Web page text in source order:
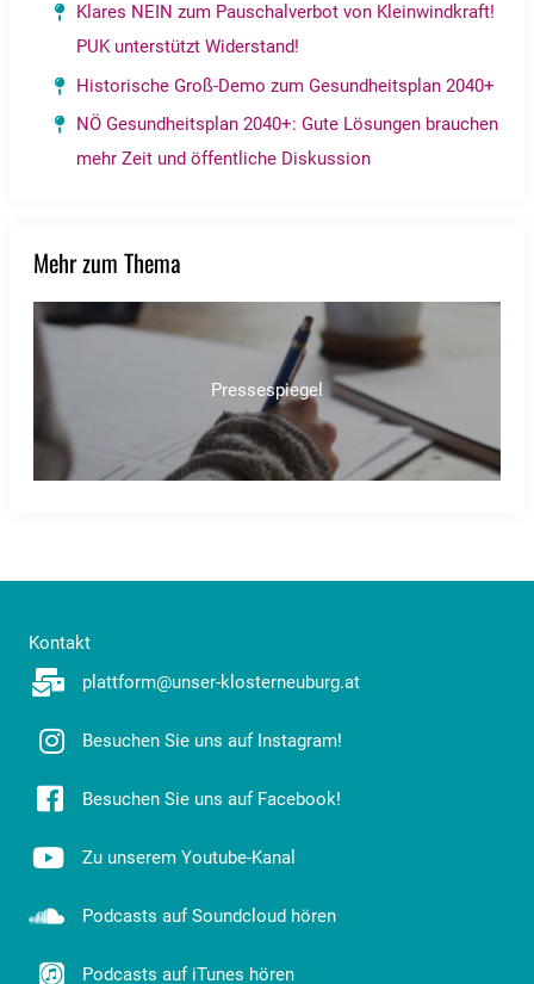
Klares NEIN zum Pauschalverbot von Kleinwindkraft!
PUK unterstützt Widerstand!
Historische Groß-Demo zum Gesundheitsplan 2040+
NÖ Gesundheitsplan 2040+: Gute Lösungen brauchen
mehr Zeit und öffentliche Diskussion
Mehr zum Thema
Pressespiegel
Kontakt
plattform@unser-klosterneuburg.at
Besuchen Sie uns auf Instagram!
Besuchen Sie uns auf Facebook!
Zu unserem Youtube-Kanal
Podcasts auf Soundcloud hören
Podcasts auf iTunes hören